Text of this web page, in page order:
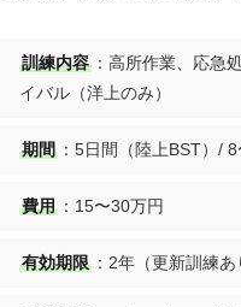
訓練内容 ：高所作業、応急
イバル（洋上のみ）
期間 ：5日間（陸上BST）/
費用 ：15〜30万円
有効期限 ：2年（更新訓練あ